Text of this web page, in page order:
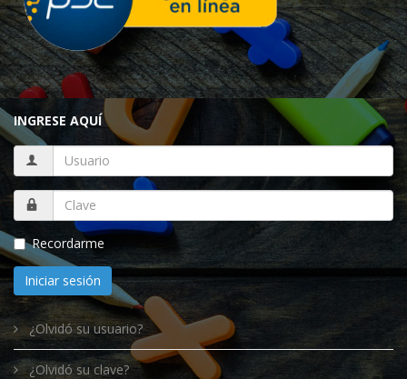
INGRESE AQUÍ
Recordarme
Iniciar sesión
¿Olvidó su usuario?
¿Olvidó su clave?